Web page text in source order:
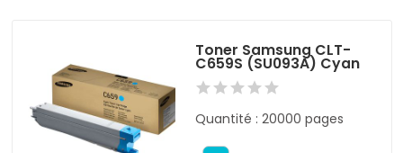
Toner Samsung CLT-
C659S (SU093A) Cyan
Quantité : 20000 pages